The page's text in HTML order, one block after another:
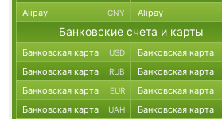
Alipay CNY Alipay
Банковские счета и карты
Банковская карта USD Банковская карта
Банковская карта RUB Банковская карта
Банковская карта EUR Банковская карта
Банковская карта UAH Банковская карта